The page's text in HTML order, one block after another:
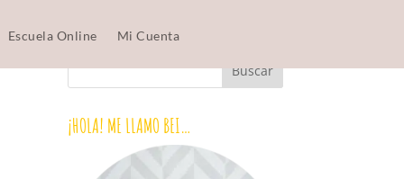
Escuela Online Mi Cuenta
¡HOLA! ME LLAMO BEI…